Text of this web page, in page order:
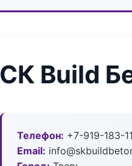
СК Build
Телефон: +7-919-183-
Email: